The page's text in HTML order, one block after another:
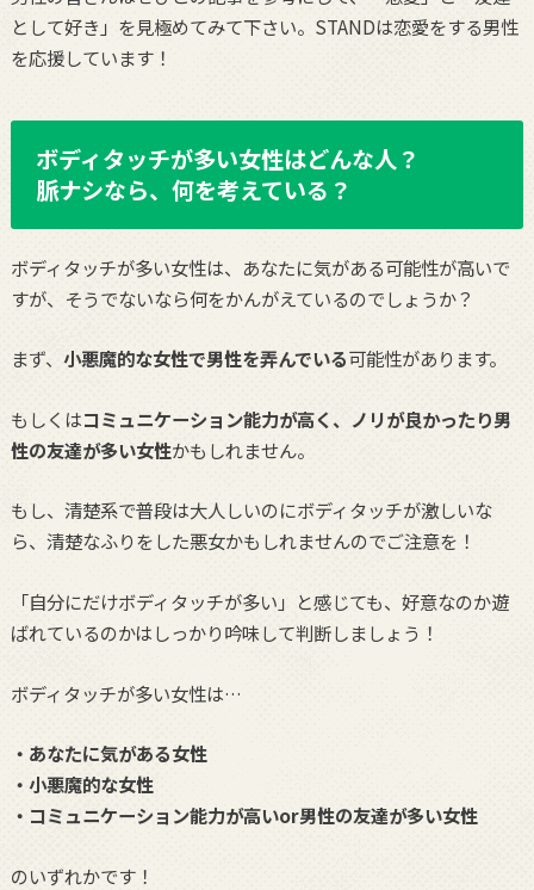
として好き」を見極めてみて下さい。STANDは恋愛をする男性
を応援しています！
ボディタッチが多い女性はどんな人？
脈ナシなら、何を考えている？
ボディタッチが多い女性は、あなたに気がある可能性が高いで
すが、そうでないなら何をかんがえているのでしょうか？
まず、 小悪魔的な女性で男性を弄んでいる可能性があります。
もしくはコミュニケーション能力が高く、ノリが良かったり男
性の友達が多い女性かもしれません。
もし、清楚系で普段は大人しいのにボディタッチが激しいな
ら、清楚なふりをした悪女かもしれませんのでご注意を！
「自分にだけボディタッチが多い」と感じても、好意なのか遊
ばれているのかはしっかり吟味して判断しましょう！
ボディタッチが多い女性は…
・あなたに気がある女性
・小悪魔的な女性
・コミュニケーション能力が高いor男性の友達が多い女性
のいずれかです！